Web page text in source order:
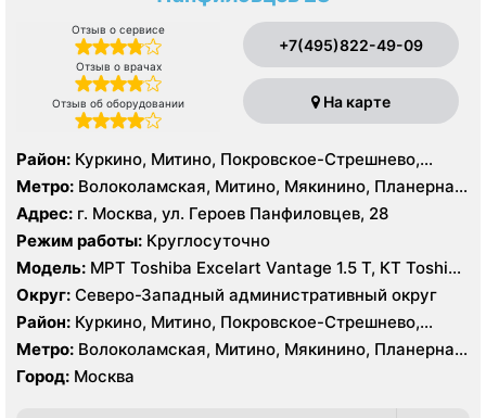
Отзыв о сервисе
Отзыв о врачах
Отзыв об оборудовании
+7(495)822-49-09
На карте
Район: Куркино, Митино, Покровское-Стрешнево,
Северное Тушино, Строгино, Южное Тушино
Метро: Волоколамская, Митино, Мякинино, Планерная,
Пятницкое шоссе, Спартак, Строгино, Сходненская,
Тушинская, Щукинская
Адрес: г. Москва, ул. Героев Панфиловцев, 28
Режим работы: Круглосуточно
Модель: МРТ Toshiba Excelart Vantage 1.5 Т, КТ Toshiba
AQUILION RXL 16 срезов
Округ: Северо-Западный административный округ
Район: Куркино, Митино, Покровское-Стрешнево,
Северное Тушино, Строгино, Южное Тушино
Метро: Волоколамская, Митино, Мякинино, Планерная,
Пятницкое шоссе, Спартак, Строгино, Сходненская,
Тушинская, Щукинская
Город: Москва